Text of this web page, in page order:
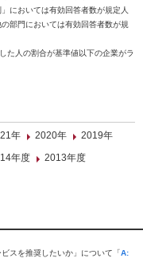
においては有効回答者数が規定人
部門においては有効回答者数が規
た人の割合が基準値以下の企業がラ
年 2020年
2019年
年度
2013年度
スを推奨したいか」について「A: